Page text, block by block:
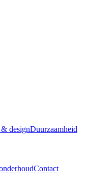
designDuurzaamheid
Contact